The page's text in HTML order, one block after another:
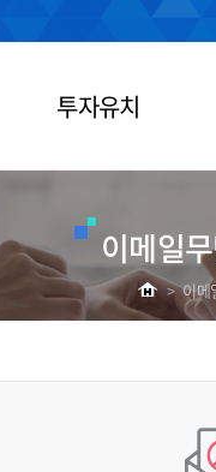
투자유치
이메일
> 이메